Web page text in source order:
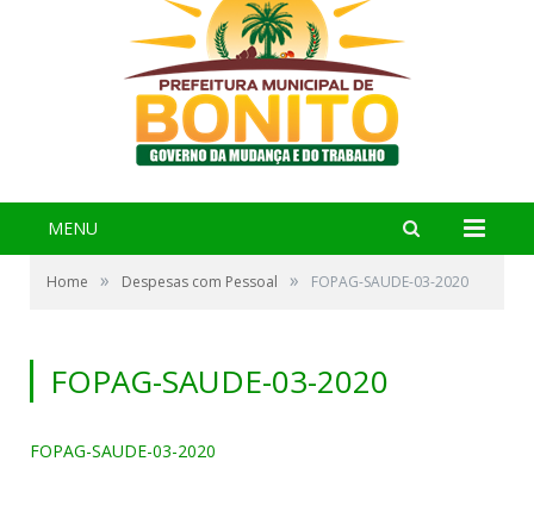
MENU
Home » Despesas com Pessoal » FOPAG-SAUDE-03-2020
FOPAG-SAUDE-03-2020
FOPAG-SAUDE-03-2020